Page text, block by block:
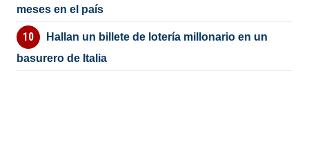
meses en el país
Hallan un billete de lotería millonario en un
basurero de Italia